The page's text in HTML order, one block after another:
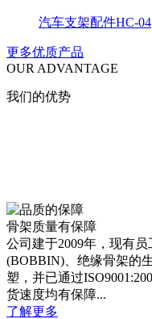
汽车支架配件HC-04
更多优质产品
OUR ADVANTAGE
我们的优势
骨架质量有保障
公司建于2009年，现有
(BOBBIN)、绝缘骨架的
塑，并已通过
货速度均有保障...
了解更多